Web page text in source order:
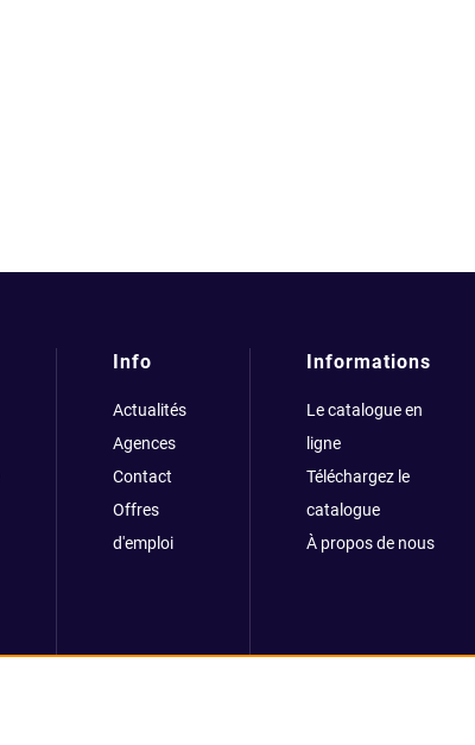
Info
Actualités
Agences
Contact
Offres
d'emploi
Informations
Le catalogue en
ligne
Téléchargez le
catalogue
À propos de nous